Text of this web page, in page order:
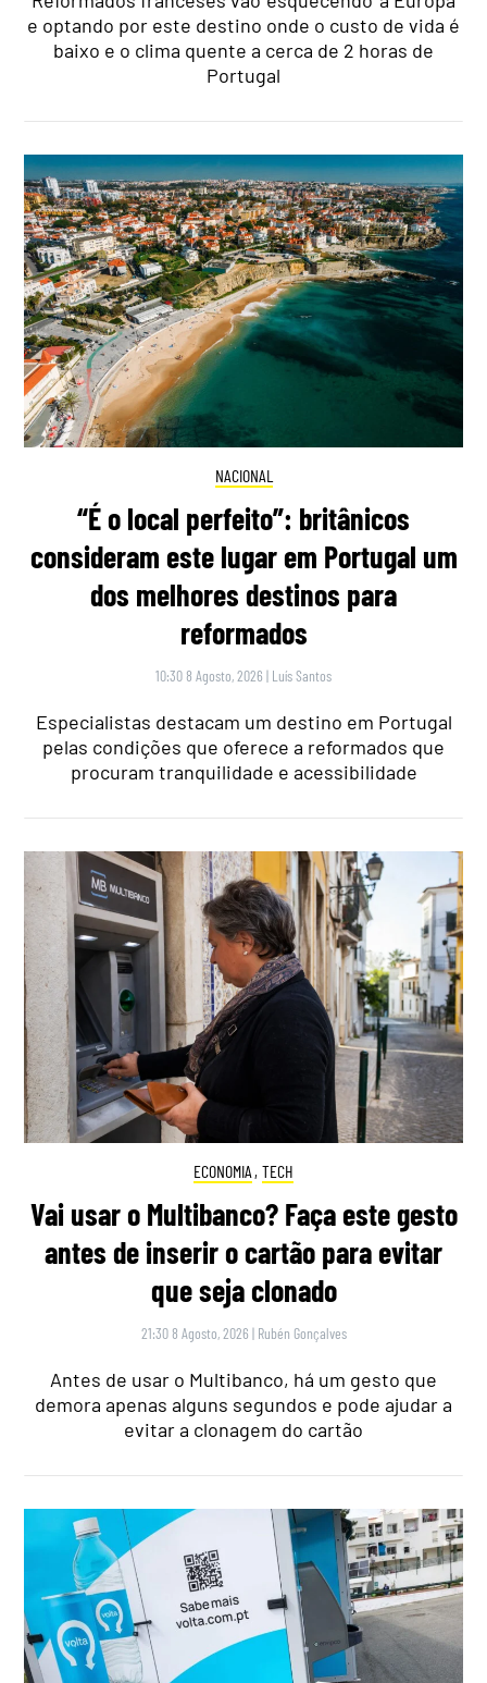
e optando por este destino onde o custo de vida é
baixo e o clima quente a cerca de 2 horas de
Portugal
NACIONAL
“É o local perfeito”: britânicos
consideram este lugar em Portugal um
dos melhores destinos para
reformados
10:30 8 Agosto, 2026 | Luís Santos
Especialistas destacam um destino em Portugal
pelas condições que oferece a reformados que
procuram tranquilidade e acessibilidade
ECONOMIA , TECH
Vai usar o Multibanco? Faça este gesto
antes de inserir o cartão para evitar
que seja clonado
21:30 8 Agosto, 2026 | Rubén Gonçalves
Antes de usar o Multibanco, há um gesto que
demora apenas alguns segundos e pode ajudar a
evitar a clonagem do cartão